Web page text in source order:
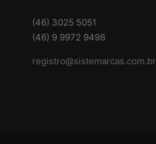
(46) 3025 5051
(46) 9 9972 9498
registro@sistemarcas.com.br